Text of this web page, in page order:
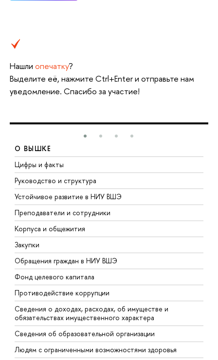
Нашли опечатку?
Выделите её, нажмите Ctrl+Enter и отправьте нам
уведомление. Спасибо за участие!
О ВЫШКЕ
Цифры и факты
Руководство и структура
Устойчивое развитие в НИУ ВШЭ
Преподаватели и сотрудники
Корпуса и общежития
Закупки
Обращения граждан в НИУ ВШЭ
Фонд целевого капитала
Противодействие коррупции
Сведения о доходах, расходах, об имуществе и
обязательствах имущественного характера
Сведения об образовательной организации
Людям с ограниченными возможностями здоровья